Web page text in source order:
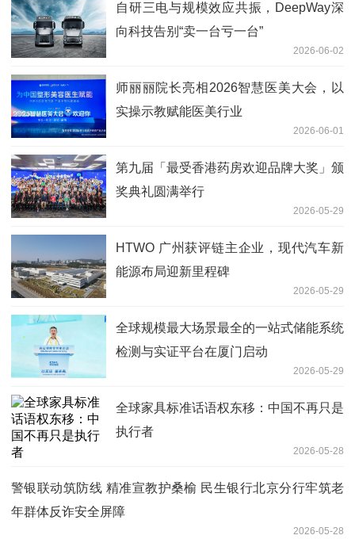
自研三电与规模效应共振，DeepWay深
向科技告别“卖一台亏一台”
2026-06-02
师丽丽院长亮相2026智慧医美大会，以
实操示教赋能医美行业
2026-06-01
第九届「最受香港药房欢迎品牌大奖」颁
奖典礼圆满举行
2026-05-29
HTWO 广州获评链主企业，现代汽车新
能源布局迎新里程碑
2026-05-29
全球规模最大场景最全的一站式储能系统
检测与实证平台在厦门启动
2026-05-29
全球家具标准话语权东移：中国不再只是
执行者
2026-05-28
警银联动筑防线 精准宣教护桑榆 民生银行北京分行牢筑老
年群体反诈安全屏障
2026-05-28